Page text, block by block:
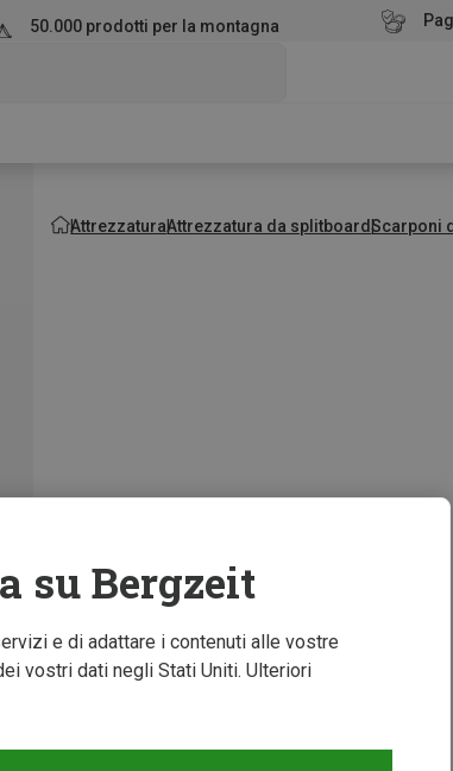
50.000 prodotti per la montagna
AttrezzaturaAttrezzatura da splitboardScarponi
su Bergzeit
e di adattare i contenuti alle vostre
vostri dati negli Stati Uniti. Ulteriori